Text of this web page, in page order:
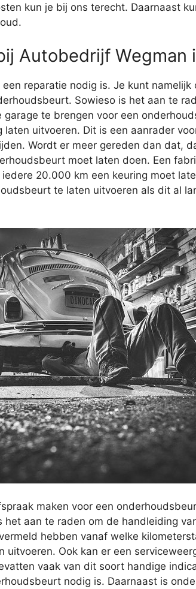
kun je bij ons terecht. Daarnaast
Autobedrijf Wegman
reparatie nodig is. Je kunt namelijk
Sowieso is het aan te
te brengen voor een
uitvoeren. Dit is een aanrader
Wordt er meer gereden dan dat,
moet laten doen. Een
20.000 km een keuring moet
te laten uitvoeren als dit al
maken voor een
het aan te raden om de handleiding
hebben vanaf welke
uitvoeren. Ook kan er een
vaak van dit soort handige
nodig is. Daarnaast is